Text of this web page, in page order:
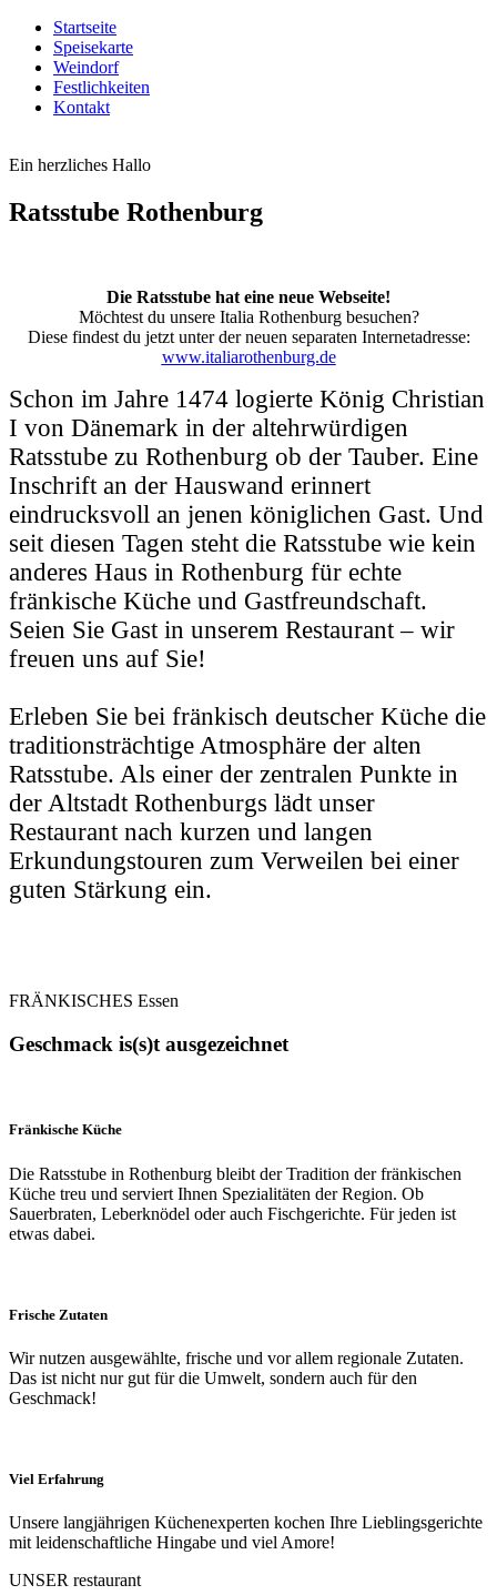
Startseite
Speisekarte
Weindorf
Festlichkeiten
Kontakt
Ein herzliches Hallo
Ratsstube Rothenburg
Die Ratsstube hat eine neue Webseite!
Möchtest du unsere Italia Rothenburg besuchen?
Diese findest du jetzt unter der neuen separaten Internetadresse:
www.italiarothenburg.de
Schon im Jahre 1474 logierte König Christian
I von Dänemark in der altehrwürdigen
Ratsstube zu Rothenburg ob der Tauber. Eine
Inschrift an der Hauswand erinnert
eindrucksvoll an jenen königlichen Gast. Und
seit diesen Tagen steht die Ratsstube wie kein
anderes Haus in Rothenburg für echte
fränkische Küche und Gastfreundschaft.
Seien Sie Gast in unserem Restaurant – wir
freuen uns auf Sie!
Erleben Sie bei fränkisch deutscher Küche die
traditionsträchtige Atmosphäre der alten
Ratsstube. Als einer der zentralen Punkte in
der Altstadt Rothenburgs lädt unser
Restaurant nach kurzen und langen
Erkundungstouren zum Verweilen bei einer
guten Stärkung ein.
FRÄNKISCHES Essen
Geschmack is(s)t ausgezeichnet
Fränkische Küche
Die Ratsstube in Rothenburg bleibt der Tradition der fränkischen
Küche treu und serviert Ihnen Spezialitäten der Region. Ob
Sauerbraten, Leberknödel oder auch Fischgerichte. Für jeden ist
etwas dabei.
Frische Zutaten
Wir nutzen ausgewählte, frische und vor allem regionale Zutaten.
Das ist nicht nur gut für die Umwelt, sondern auch für den
Geschmack!
Viel Erfahrung
Unsere langjährigen Küchenexperten kochen Ihre Lieblingsgerichte
mit leidenschaftliche Hingabe und viel Amore!
UNSER restaurant